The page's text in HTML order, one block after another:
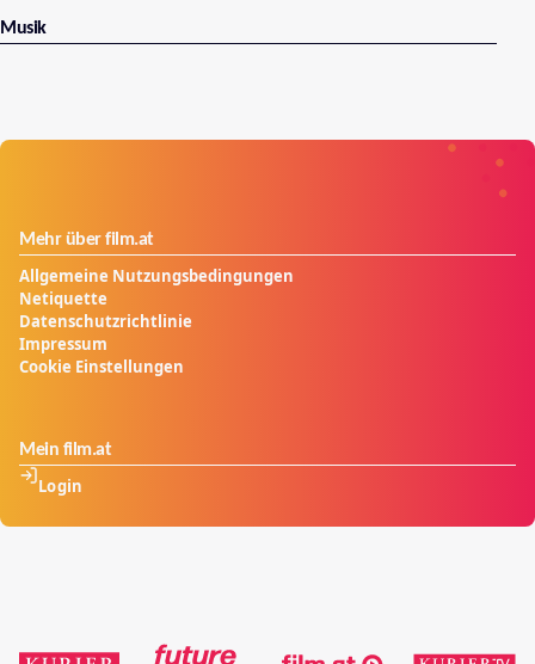
Musik
Mehr über film.at
Allgemeine Nutzungsbedingungen
Netiquette
Datenschutzrichtlinie
Impressum
Cookie Einstellungen
Mein film.at
Login